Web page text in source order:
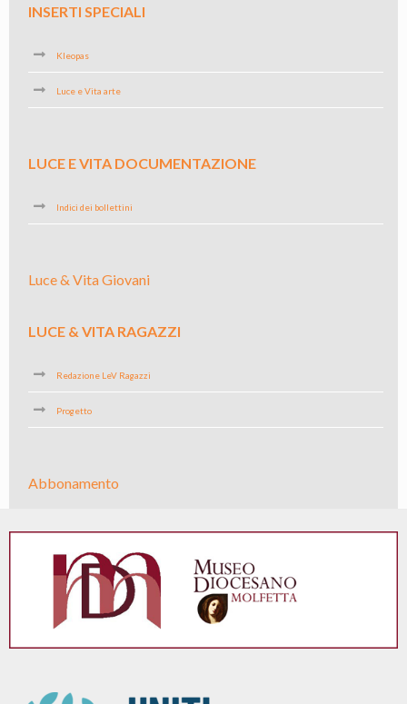
INSERTI SPECIALI
Kleopas
Luce e Vita arte
LUCE E VITA DOCUMENTAZIONE
Indici dei bollettini
Luce & Vita Giovani
LUCE & VITA RAGAZZI
Redazione LeV Ragazzi
Progetto
Abbonamento